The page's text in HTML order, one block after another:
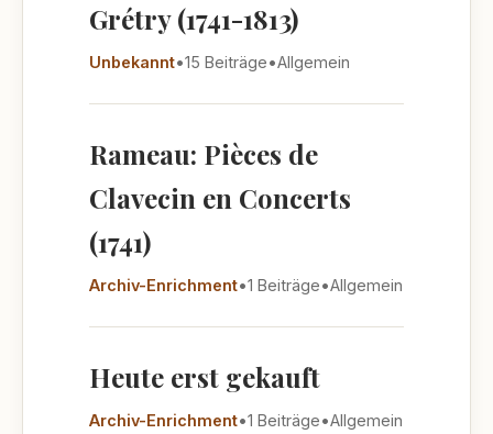
Grétry (1741-1813)
Unbekannt•15 Beiträge•Allgemein
Rameau: Pièces de
Clavecin en Concerts
(1741)
Archiv-Enrichment•1 Beiträge•Allgemein
Heute erst gekauft
Archiv-Enrichment•1 Beiträge•Allgemein